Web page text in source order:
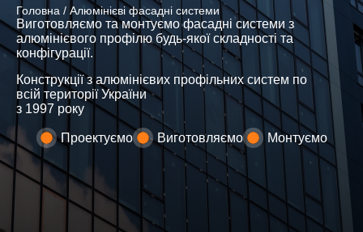
Головна / Алюмінієві фасадні системи
Виготовляємо та монтуємо фасадні системи з
алюмінієвого профілю будь-якої складності та
конфігурації.
Конструкції з алюмінієвих профільних систем по
всій території України
з 1997 року
Проектуємо Виготовляємо Монтуємо